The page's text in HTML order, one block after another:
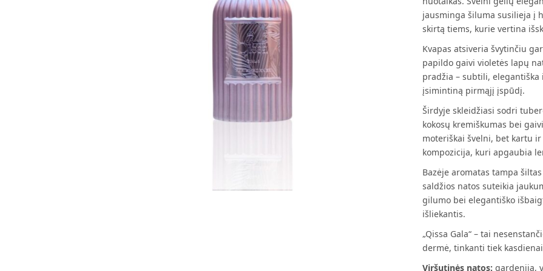
jausminga šiluma susilieja į
skirtą tiems, kurie vertina
Kvapas atsiveria švytinčiu
papildo gaivi violetės lapų
pradžia – subtili,
įsimintiną pirmąjį įspūdį.
Širdyje skleidžiasi sodri
kokosų kremiškumas bei
moteriškai švelni, bet kartu
kompozicija, kuri apgaubia
Bazėje aromatas tampa
saldžios natos suteikia
gilumo bei elegantiško
išliekantis.
„Qissa Gala“ – tai
dermė, tinkanti tiek
Viršutinės natos: gardenija,